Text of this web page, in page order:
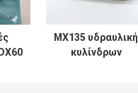
MX135 υδραυλική
κυλίνδρων